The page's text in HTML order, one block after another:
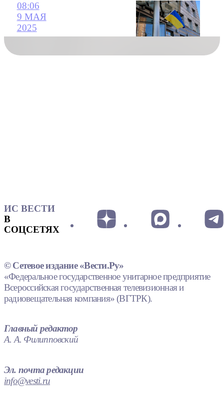
08:06
9 МАЯ
2025
ИС ВЕСТИ
В
СОЦСЕТЯХ
© Сетевое издание «Вести.Ру»
«Федеральное государственное унитарное предприятие
Всероссийская государственная телевизионная и
радиовещательная компания» (ВГТРК).
Главный редактор
А. А. Филипповский
Эл. почта редакции
info@vesti.ru